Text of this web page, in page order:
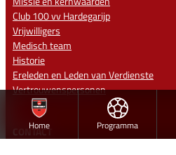
Home Programma
Club 100 vv Hardegarijp
Vrijwilligers
Medisch team
Historie
Ereleden en Leden van Verdienste
Vertrouwenspersonen
CONTACT